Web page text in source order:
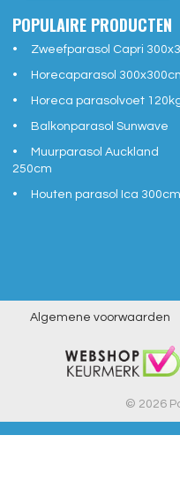
POPULAIRE PRODUCTEN
Zweefparasol Capri
Horecaparasol
Horeca parasolvoet
Balkonparasol Sunwave
Muurparasol Auckland
250cm
Houten parasol Ica 300cm
Algemene voorwaarden
© 2026